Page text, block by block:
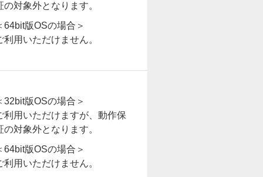
の対象外となります。
64bit版OSの場合＞
利用いただけません。
32bit版OSの場合＞
利用いただけますが、動作保
の対象外となります。
64bit版OSの場合＞
利用いただけません。